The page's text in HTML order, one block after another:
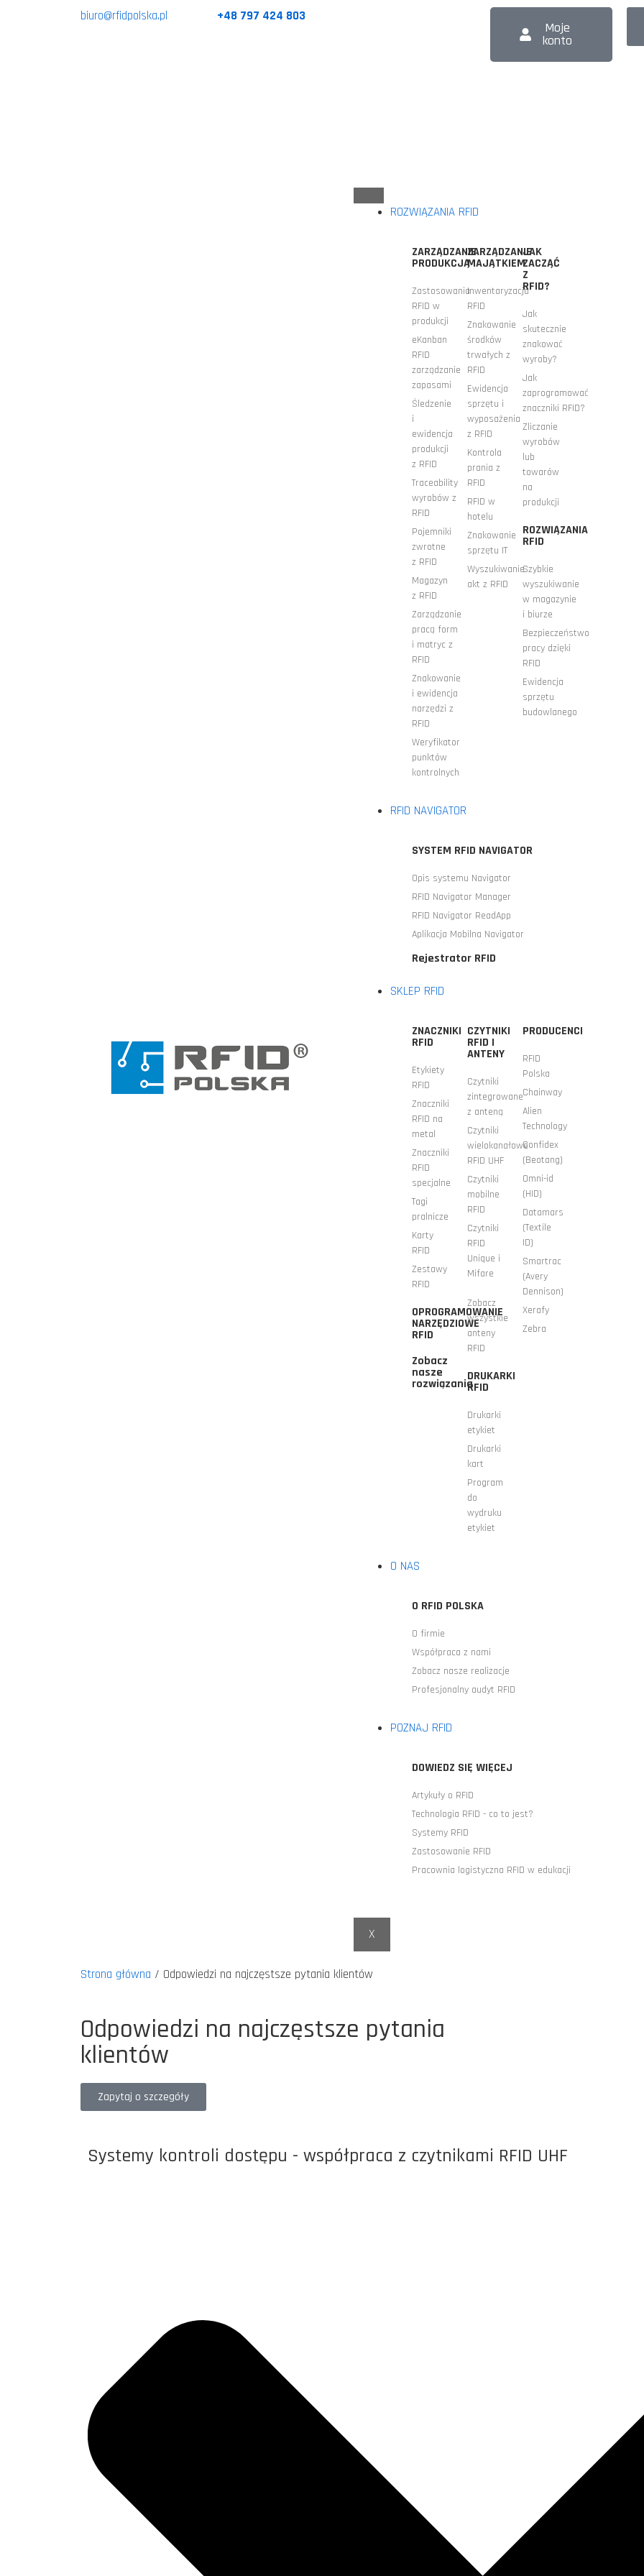
biuro@rfidpolska.pl +48 797 424 803
Moje
konto
ROZWIĄZANIA RFID
ZARZĄDZANIE
PRODUKCJĄ
Zastosowania
RFID w
produkcji
eKanban
RFID
zarządzanie
zapasami
Śledzenie
i
ewidencja
produkcji
z RFID
Traceability
wyrobów z
RFID
Pojemniki
zwrotne
z RFID
Magazyn
z RFID
Zarządzanie
pracą form
i matryc z
RFID
Znakowanie
i ewidencja
narzędzi z
RFID
Weryfikator
punktów
kontrolnych
ZARZĄDZANIE
MAJĄTKIEM
Inwentaryzacja
RFID
Znakowanie
środków
trwałych z
RFID
Ewidencja
sprzętu i
wyposażenia
z RFID
Kontrola
prania z
RFID
RFID w
hotelu
Znakowanie
sprzętu IT
Wyszukiwanie
akt z RFID
JAK
ZACZĄĆ
Z
RFID?
Jak
skutecznie
znakować
wyroby?
Jak
zaprogramować
znaczniki RFID?
Zliczanie
wyrobów
lub
towarów
na
produkcji
ROZWIĄZANIA
RFID
Szybkie
wyszukiwanie
w magazynie
i biurze
Bezpieczeństwo
pracy dzięki
RFID
Ewidencja
sprzętu
budowlanego
RFID NAVIGATOR
SYSTEM RFID NAVIGATOR
Opis systemu Navigator
RFID Navigator Manager
RFID Navigator ReadApp
Aplikacja Mobilna Navigator
Rejestrator RFID
SKLEP RFID
ZNACZNIKI
RFID
Etykiety
RFID
Znaczniki
RFID na
metal
Znaczniki
RFID
specjalne
Tagi
pralnicze
Karty
RFID
Zestawy
RFID
OPROGRAMOWANIE
NARZĘDZIOWE
RFID
Zobacz
nasze
rozwiązania
CZYTNIKI
RFID I
ANTENY
Czytniki
zintegrowane
z anteną
Czytniki
wielokanałowe
RFID UHF
Czytniki
mobilne
RFID
Czytniki
RFID
Unique i
Mifare
Zobacz
wszystkie
anteny
RFID
DRUKARKI
RFID
Drukarki
etykiet
Drukarki
kart
Program
do
wydruku
etykiet
PRODUCENCI
RFID
Polska
Chainway
Alien
Technology
Confidex
(Beotang)
Omni-id
(HID)
Datamars
(Textile
ID)
Smartrac
(Avery
Dennison)
Xerafy
Zebra
O NAS
O RFID POLSKA
O firmie
Współpraca z nami
Zobacz nasze realizacje
Profesjonalny audyt RFID
POZNAJ RFID
DOWIEDZ SIĘ WIĘCEJ
Artykuły o RFID
Technologia RFID - co to jest?
Systemy RFID
Zastosowanie RFID
Pracownia logistyczna RFID w edukacji
X
Strona główna / Odpowiedzi na najczęstsze pytania klientów
Odpowiedzi na najczęstsze pytania
klientów
Zapytaj o szczegóły
Systemy kontroli dostępu - współpraca z czytnikami RFID UHF